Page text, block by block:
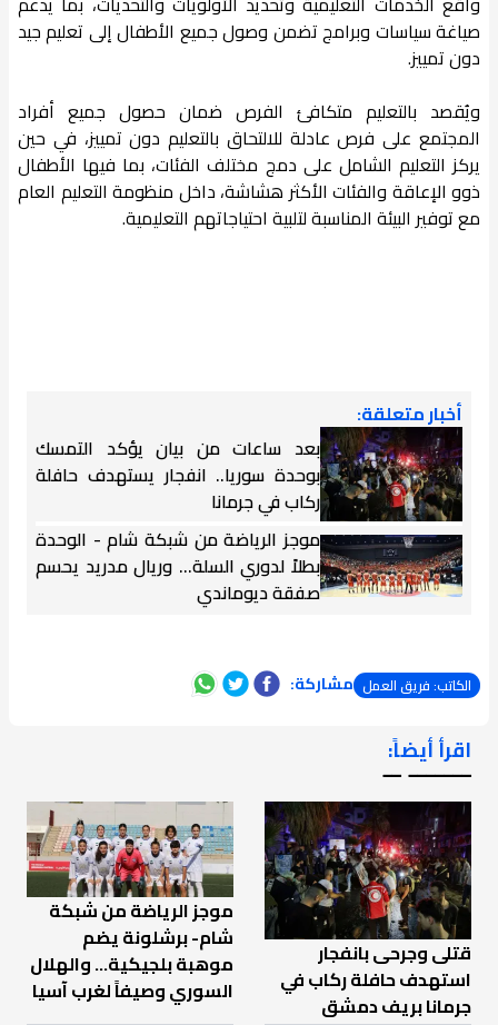
صياغة سياسات وبرامج تضمن وصول جميع الأطفال إلى تعليم جيد
دون تمييز.
ويُقصد بالتعليم متكافئ الفرص ضمان حصول جميع أفراد
المجتمع على فرص عادلة للالتحاق بالتعليم دون تمييز، في حين
يركز التعليم الشامل على دمج مختلف الفئات، بما فيها الأطفال
ذوو الإعاقة والفئات الأكثر هشاشة، داخل منظومة التعليم العام
مع توفير البيئة المناسبة لتلبية احتياجاتهم التعليمية.
أخبار متعلقة:
بعد ساعات من بيان يؤكد التمسك
بوحدة سوريا.. انفجار يستهدف حافلة
ركاب في جرمانا
موجز الرياضة من شبكة شام - الوحدة
بطلاً لدوري السلة... وريال مدريد يحسم
صفقة ديوماندي
الكاتب: فريق العمل مشاركة:
اقرأ أيضاً:
ـــــــ ــ
قتلى وجرحى بانفجار
استهدف حافلة ركاب في
جرمانا بريف دمشق
موجز الرياضة من شبكة
شام- برشلونة يضم
موهبة بلجيكية... والهلال
السوري وصيفاً لغرب آسيا